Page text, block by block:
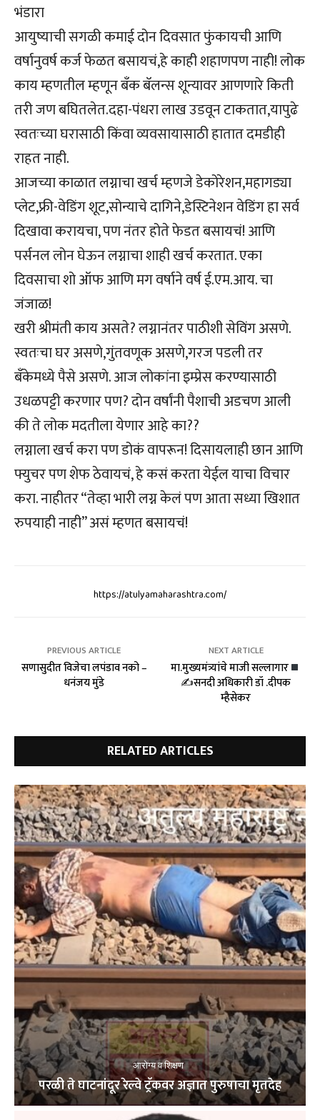
भंडारा
आयुष्याची सगळी कमाई दोन दिवसात फुंकायची आणि
वर्षानुवर्ष कर्ज फेळत बसायचं,हे काही शहाणपण नाही! लोक
काय म्हणतील म्हणून बँक बॅलन्स शून्यावर आणणारे किती
तरी जण बघितलेत.दहा-पंधरा लाख उडवून टाकतात,यापुढे
स्वतःच्या घरासाठी किंवा व्यवसायासाठी हातात दमडीही
राहत नाही.
आजच्या काळात लग्नाचा खर्च म्हणजे डेकोरेशन,महागड्या
प्लेट,फ्री-वेडिंग शूट,सोन्याचे दागिने,डेस्टिनेशन वेडिंग हा सर्व
दिखावा करायचा, पण नंतर होते फेडत बसायचं! आणि
पर्सनल लोन घेऊन लग्नाचा शाही खर्च करतात. एका
दिवसाचा शो ऑफ आणि मग वर्षाने वर्ष ई.एम.आय. चा
जंजाळ!
खरी श्रीमंती काय असते? लग्नानंतर पाठीशी सेविंग असणे.
स्वतःचा घर असणे,गुंतवणूक असणे,गरज पडली तर
बँकेमध्ये पैसे असणे. आज लोकांना इम्प्रेस करण्यासाठी
उधळपट्टी करणार पण? दोन वर्षांनी पैशाची अडचण आली
की ते लोक मदतीला येणार आहे का??
लग्नाला खर्च करा पण डोकं वापरून! दिसायलाही छान आणि
फ्युचर पण शेफ ठेवायचं, हे कसं करता येईल याचा विचार
करा. नाहीतर “तेव्हा भारी लग्न केलं पण आता सध्या खिशात
रुपयाही नाही” असं म्हणत बसायचं!
https://atulyamaharashtra.com/
PREVIOUS ARTICLE
सणासुदीत विजेचा लपंडाव नको –
धनंजय मुंडे
NEXT ARTICLE
मा.मुख्यमंत्र्यांचे माजी सल्लागार
✍सनदी अधिकारी डॉ .दीपक
म्हैसेकर
RELATED ARTICLES
आरोग्य व शिक्षण
परळी ते घाटनांदूर रेल्वे ट्रॅकवर अज्ञात पुरुषाचा मृतदेह